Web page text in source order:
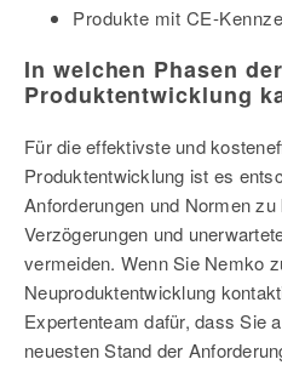
Produkte mit CE-
In welchen Phasen der
Produktentwicklung
Für die effektivste und
Produktentwicklung ist es
Anforderungen und Normen
Verzögerungen und
vermeiden. Wenn Sie Nemko
Neuproduktentwicklung
Expertenteam dafür, dass Sie
neuesten Stand der